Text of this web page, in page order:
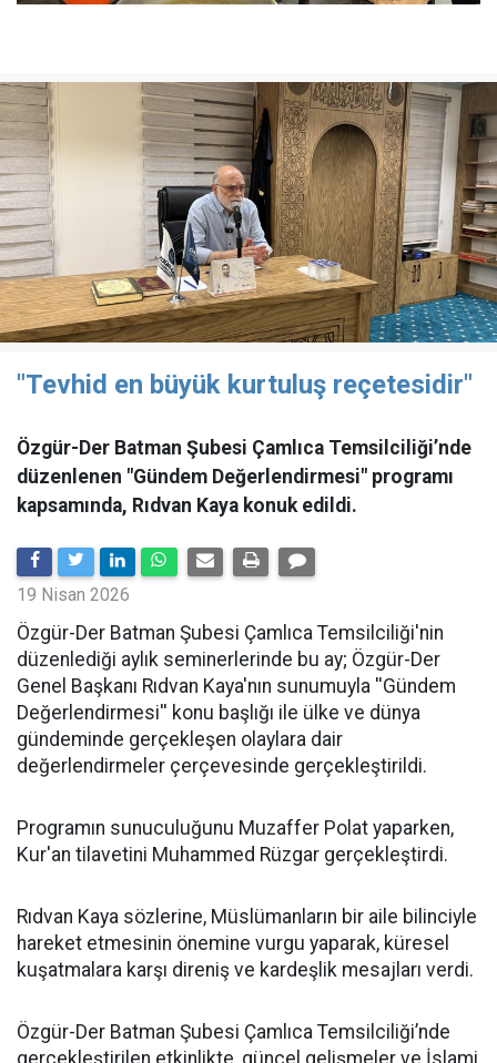
"Tevhid en büyük kurtuluş reçetesidir"
Özgür-Der Batman Şubesi Çamlıca Temsilciliği’nde
düzenlenen "Gündem Değerlendirmesi" programı
kapsamında, Rıdvan Kaya konuk edildi.
19 Nisan 2026
​Özgür-Der Batman Şubesi Çamlıca Temsilciliği'nin
düzenlediği aylık seminerlerinde bu ay; Özgür-Der
Genel Başkanı Rıdvan Kaya'nın sunumuyla ''Gündem
Değerlendirmesi'' konu başlığı ile ülke ve dünya
gündeminde gerçekleşen olaylara dair
değerlendirmeler çerçevesinde gerçekleştirildi.
Programın sunuculuğunu Muzaffer Polat yaparken,
Kur'an tilavetini Muhammed Rüzgar gerçekleştirdi.
Rıdvan Kaya sözlerine, Müslümanların bir aile bilinciyle
hareket etmesinin önemine vurgu yaparak, küresel
kuşatmalara karşı direniş ve kardeşlik mesajları verdi.
Özgür-Der Batman Şubesi Çamlıca Temsilciliği’nde
gerçekleştirilen etkinlikte, güncel gelişmeler ve İslami